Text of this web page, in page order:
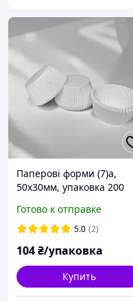
Паперові форми (7)a,
50x30мм, упаковка 200
Готово к отправке
5.0 (2)
104₴/упаковка
Купить